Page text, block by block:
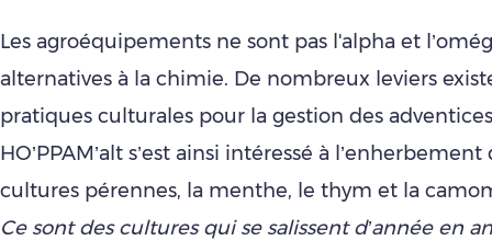
Les agroéquipements ne sont pas l'alpha et
alternatives à la chimie. De nombreux leviers
pratiques culturales pour la gestion des
HO’PPAM’alt s’est ainsi intéressé à
cultures pérennes, la menthe, le thym et la
Ce sont des cultures qui se salissent d’année en